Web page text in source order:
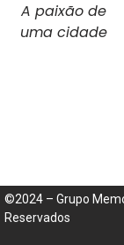
A paixão de
uma cidade
©2024 – Grupo
Reservados